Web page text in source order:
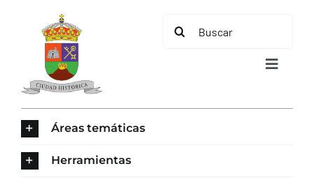
contenido
Buscar:
Toggle
Áreas temáticas
Herramientas